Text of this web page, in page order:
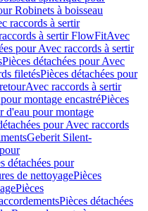
Robinets à boisseau
raccords à sertir
à sertir FlowFitAvec
pour Avec raccords à sertir
Pièces détachées pour Avec
filetésPièces détachées pour
Avec raccords à sertir
montage encastréPièces
d'eau pour montage
pour Avec raccords
Geberit Silent-
détachées pour
de nettoyagePièces
Pièces
Pièces détachées